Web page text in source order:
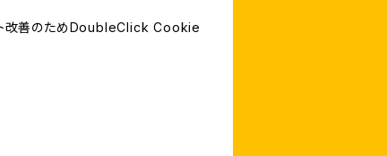
ト改善のためDoubleClick Cookie